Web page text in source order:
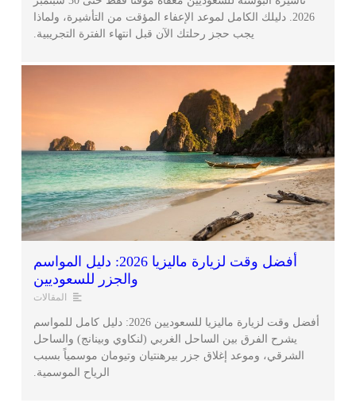
2026. دليلك الكامل لموعد الإعفاء المؤقت من التأشيرة، ولماذا
يجب حجز رحلتك الآن قبل انتهاء الفترة التجريبية.
أفضل وقت لزيارة ماليزيا 2026: دليل المواسم
والجزر للسعوديين
المقالات
أفضل وقت لزيارة ماليزيا للسعوديين 2026: دليل كامل للمواسم
يشرح الفرق بين الساحل الغربي (لنكاوي وبينانج) والساحل
الشرقي، وموعد إغلاق جزر بيرهنتيان وتيومان موسمياً بسبب
الرياح الموسمية.